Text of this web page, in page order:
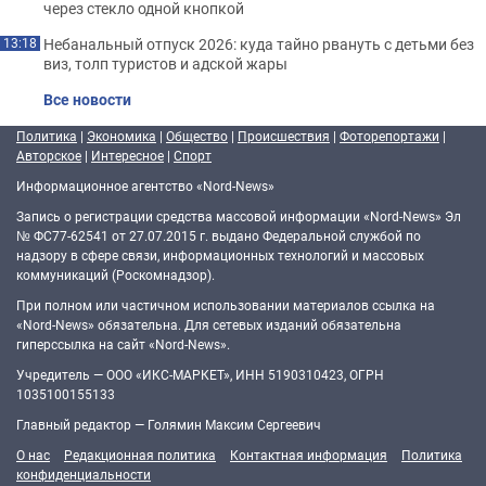
через стекло одной кнопкой
13:18 Небанальный отпуск 2026: куда тайно рвануть с детьми без
виз, толп туристов и адской жары
Все новости
Политика | Экономика | Общество | Происшествия | Фоторепортажи |
Авторское | Интересное | Спорт
Информационное агентство «Nord-News»
Запись о регистрации средства массовой информации «Nord-News» Эл
№ ФС77-62541 от 27.07.2015 г. выдано Федеральной службой по
надзору в сфере связи, информационных технологий и массовых
коммуникаций (Роскомнадзор).
При полном или частичном использовании материалов ссылка на
«Nord-News» обязательна. Для сетевых изданий обязательна
гиперссылка на сайт «Nord-News».
Учредитель — ООО «ИКС-МАРКЕТ», ИНН 5190310423, ОГРН
1035100155133
Главный редактор — Голямин Максим Сергеевич
О нас
Редакционная политика Контактная информация
Политика
конфиденциальности